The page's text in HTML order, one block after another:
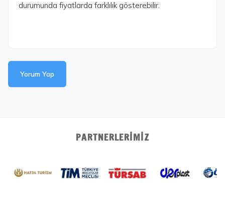
durumunda fiyatlarda farklılık gösterebilir.
Yorum Yap
PARTNERLERIMIZ